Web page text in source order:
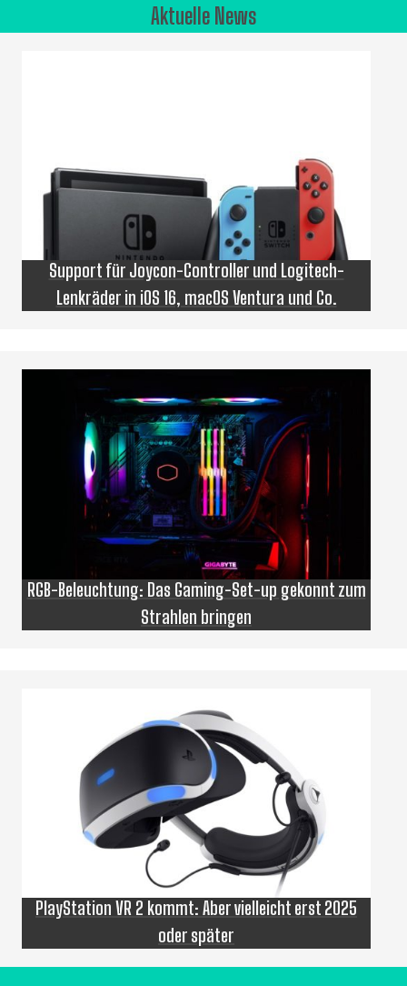
Aktuelle News
Support für Joycon-Controller und Logitech-
Lenkräder in iOS 16, macOS Ventura und Co.
RGB-Beleuchtung: Das Gaming-Set-up gekonnt zum
Strahlen bringen
PlayStation VR 2 kommt: Aber vielleicht erst 2025
oder später